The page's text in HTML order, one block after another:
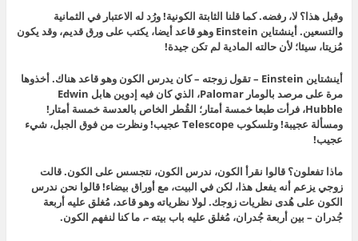
وقبل هذا؟ لا، رفضه. كما قلنا الثابتة الكونية! ورُد له الاعتبار في الثمانية
والتسعين. أينشتاين Einstein وهو قاعد أيضا، يكتب على ورق قديم، وقد يكون
مُزيتا، سيئا؛ لأن حالته المادية لم تكن جيدة!
أينشتاين Einstein – تقول زوجته – كان يدرس الكون وهو قاعد هناك. أخذوها
مرة على مرصد بالومار Palomar، الذي كان فيه إدوين هابل Edwin
Hubble، فرأت طبعا خمسة أمتار؛ القُطر الخاص بالعدسة خمسة أمتار!
ومسألة عجيبة! وتلسكوب Telescope عجيب! ونظرت من فوق الجبل، شيء
عجيب!
ماذا تفعلون؟ قالوا نقرأ الكون، ندرس الكون، نتجسس على الكون. قالت
زوجي يزعم أنه يفعل هذا، لكن في البيت، مع أوراق بيضاء! قالوا نحن ندرس
الكون على هُدى نظريات زوجك. لولا نظرياته وهو قاعد، مُغلق عليه أربعة
جُدران – بين أربعة جُدران، مُغلق عليه باب بيته -، ما كنا لنفهم الكون.